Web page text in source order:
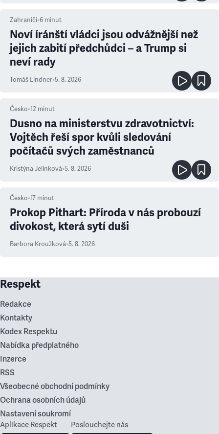
Zahraničí•6 minut
Noví íránští vládci jsou odvážnější než
jejich zabití předchůdci – a Trump si
neví rady
Tomáš Lindner•5. 8. 2026
Česko•12 minut
Dusno na ministerstvu zdravotnictví:
Vojtěch řeší spor kvůli sledování
počítačů svých zaměstnanců
Kristýna Jelínková•5. 8. 2026
Česko•17 minut
Prokop Pithart: Příroda v nás probouzí
divokost, která sytí duši
Barbora Kroužková•5. 8. 2026
Respekt
Redakce
Kontakty
Kodex Respektu
Nabídka předplatného
Inzerce
RSS
Všeobecné obchodní podmínky
Ochrana osobních údajů
Nastavení soukromí
Aplikace Respekt Poslouchejte nás